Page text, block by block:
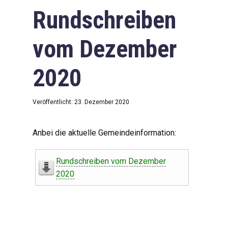
Rundschreiben
vom Dezember
2020
Veröffentlicht: 23. Dezember 2020
Anbei die aktuelle Gemeindeinformation:
Rundschreiben vom Dezember
2020